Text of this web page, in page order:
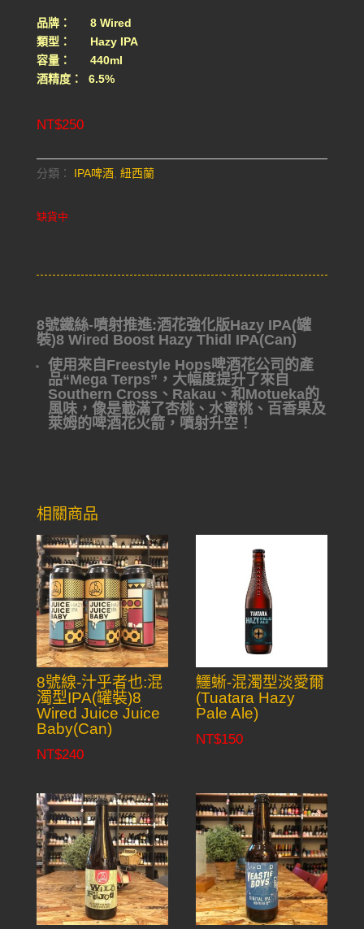
品牌： 8 Wired
類型： Hazy IPA
容量： 440ml
酒精度： 6.5%
NT$250
分類： IPA啤酒, 紐西蘭
缺貨中
8號鐵絲-噴射推進:酒花強化版Hazy IPA(罐
裝)8 Wired Boost Hazy Thidl IPA(Can)
使用來自Freestyle Hops啤酒花公司的產
品“Mega Terps”，大幅度提升了來自
Southern Cross、Rakau、和Motueka的
風味，像是載滿了杏桃、水蜜桃、百香果及
萊姆的啤酒花火箭，噴射升空！
相關商品
8號線-汁乎者也:混
濁型IPA(罐裝)8
Wired Juice Juice
Baby(Can)
NT$240
鱷蜥-混濁型淡愛爾
(Tuatara Hazy
Pale Ale)
NT$150